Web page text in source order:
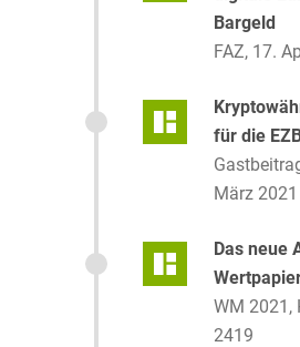
von
KWG-
RWS
§ 16 eWpG
Bargeld
FAZ, 17.
für die
März 2021
Das neue
WM 2021,
2419